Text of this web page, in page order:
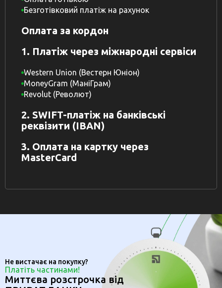
Безготівковий платіж на рахунок
Оплата за кордон
1. Платіж через міжнародні сервіси
Western Union (Вестерн Юніон)
MoneyGram (МаніГрам)
Revolut (Револют)
2. SWIFT-платіж на банківські
реквізити (IBAN)
3. Оплата на картку через
MasterCard
Не вистачає на покупку?
Платіть частинами!
Миттєва розстрочка від